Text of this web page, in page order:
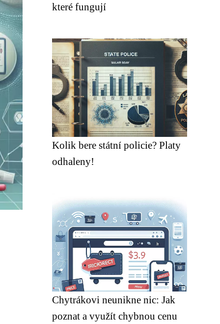
které fungují
Kolik bere státní policie? Platy
odhaleny!
Chytrákovi neunikne nic: Jak
poznat a využít chybnou cenu